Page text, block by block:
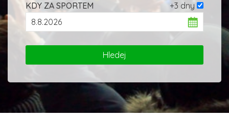
+3 dny
KDY ZA SPORTEM